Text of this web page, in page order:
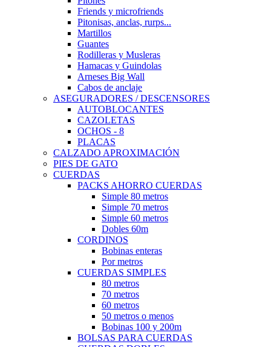
Friends y microfriends
Pitonisas, anclas, rurps...
Martillos
Guantes
Rodilleras y Musleras
Hamacas y Guindolas
Arneses Big Wall
Cabos de anclaje
ASEGURADORES / DESCENSORES
AUTOBLOCANTES
CAZOLETAS
OCHOS - 8
PLACAS
CALZADO APROXIMACIÓN
PIES DE GATO
CUERDAS
PACKS AHORRO CUERDAS
Simple 80 metros
Simple 70 metros
Simple 60 metros
Dobles 60m
CORDINOS
Bobinas enteras
Por metros
CUERDAS SIMPLES
80 metros
70 metros
60 metros
50 metros o menos
Bobinas 100 y 200m
BOLSAS PARA CUERDAS